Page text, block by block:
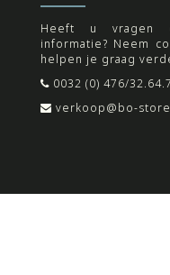
Heeft u vragen
informatie? Neem
helpen je graag
0032 (0) 476/
verkoop@bo-